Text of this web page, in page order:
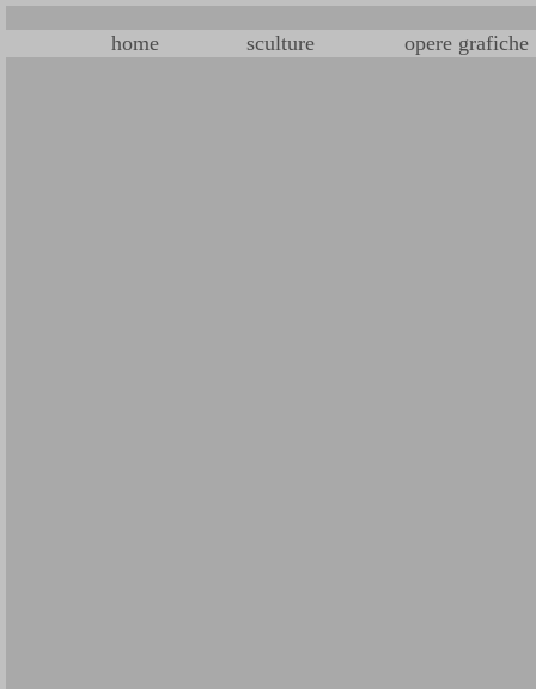
home sculture opere grafiche